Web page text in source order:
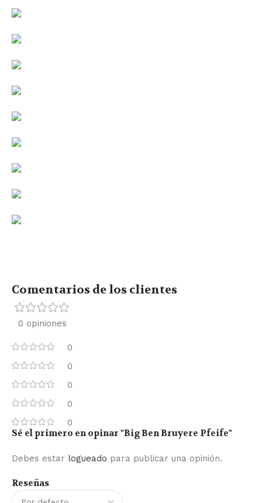
Comentarios de los clientes
0 opiniones
0
0
0
0
0
Reseñas
Sé el primero en opinar "Big Ben Bruyere Pfeife"
Debes estar logueado para publicar una opinión.